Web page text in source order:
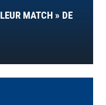
MATCH » DE